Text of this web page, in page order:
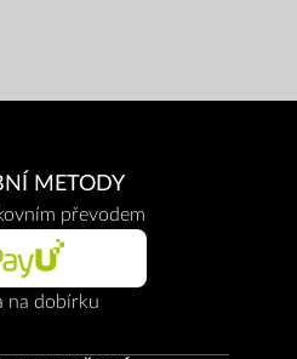
METODY
převodem
na dobírku